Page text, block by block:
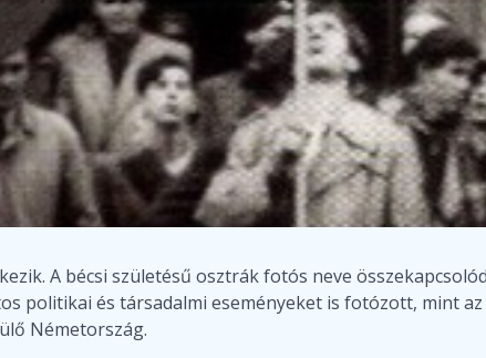
A bécsi születésű osztrák fotós neve
politikai és társadalmi eseményeket is fotózott, mint
Németország.